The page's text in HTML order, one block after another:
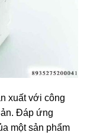
xuất với công
Đáp ứng
một sản phẩm